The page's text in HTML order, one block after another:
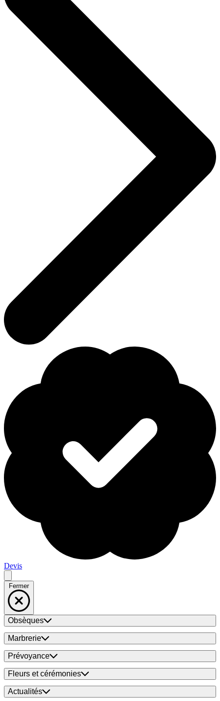
Devis
Fermer
Obsèques
Marbrerie
Prévoyance
Fleurs et cérémonies
Actualités